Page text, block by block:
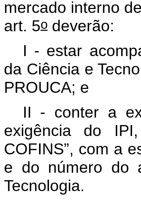
mercado interno
art. 5o deverão:
I - estar
da Ciência e
PROUCA; e
II - conter a
exigência do
COFINS”, com a
e do número do
Tecnologia.